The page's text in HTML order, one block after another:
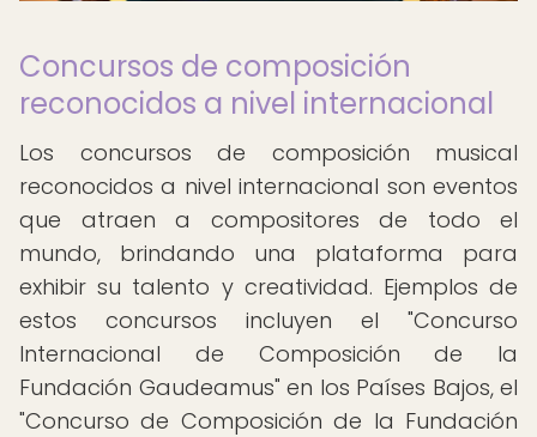
Concursos de composición
reconocidos a nivel internacional
Los concursos de composición musical
reconocidos a nivel internacional son eventos
que atraen a compositores de todo el
mundo, brindando una plataforma para
exhibir su talento y creatividad. Ejemplos de
estos concursos incluyen el "Concurso
Internacional de Composición de la
Fundación Gaudeamus" en los Países Bajos, el
"Concurso de Composición de la Fundación